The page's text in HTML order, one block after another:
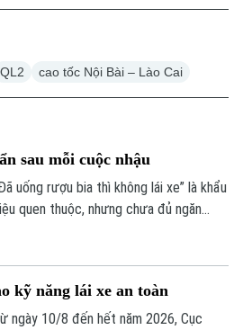
QL2 cao tốc Nội Bài – Lào Cai
sau mỗi cuộc nhậu
uống rượu bia thì không lái xe” là khẩu
quen thuộc, nhưng chưa đủ ngăn
đường cho những hậu quả giao thông
tiếc.
kỹ năng lái xe an toàn
ngày 10/8 đến hết năm 2026, Cục